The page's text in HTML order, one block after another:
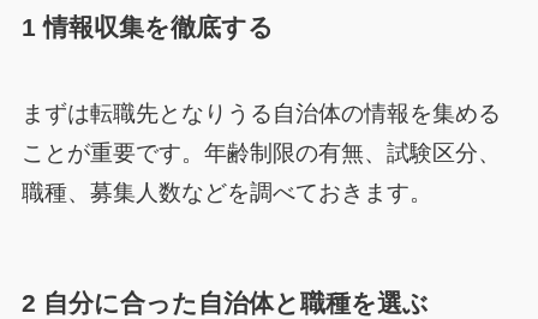
1 情報収集を徹底する
まずは転職先となりうる自治体の情報を集める
ことが重要です。年齢制限の有無、試験区分、
職種、募集人数などを調べておきます。
2 自分に合った自治体と職種を選ぶ